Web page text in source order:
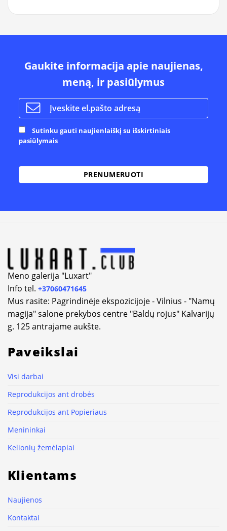
Gaukite informacija apie naujienas,
meną, ir pasiūlymus
Sutinku gauti naujienlaiškį su išskirtiniais
pasiūlymais
Meno galerija "Luxart"
Info tel. +37060471645
Mus rasite: Pagrindinėje ekspozicijoje - Vilnius - "Namų
magija" salone prekybos centre "Baldų rojus" Kalvarijų
g. 125 antrajame aukšte.
Paveikslai
Visi darbai
Reprodukcijos ant drobės
Reprodukcijos ant Popieriaus
Menininkai
Kelionių žemėlapiai
Klientams
Naujienos
Kontaktai